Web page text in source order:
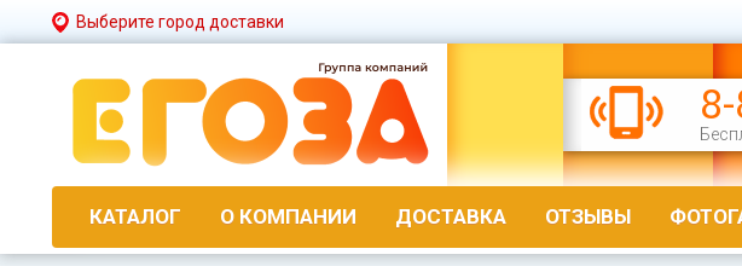
Выберите город доставки
КАТАЛОГ О КОМПАНИИ ДОСТАВКА ОТЗЫВЫ